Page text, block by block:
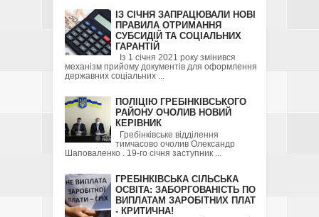
ІЗ СІЧНЯ ЗАПРАЦЮВАЛИ НОВІ
ПРАВИЛА ОТРИМАННЯ
СУБСИДІЙ ТА СОЦІАЛЬНИХ
ГАРАНТІЙ
Із 1 січня 2021 року змінився
механізм прийому документів для оформлення
державних соціальних ...
ПОЛІЦІЮ ГРЕБІНКІВСЬКОГО
РАЙОНУ ОЧОЛИВ НОВИЙ
КЕРІВНИК
Гребінківське відділення
тимчасово очолив Олександр
Шаповаленко . 19-го січня заступник ...
ГРЕБІНКІВСЬКА СІЛЬСЬКА
ОСВІТА: ЗАБОРГОВАНІСТЬ ПО
ВИПЛАТАМ ЗАРОБІТНИХ ПЛАТ
- КРИТИЧНА!